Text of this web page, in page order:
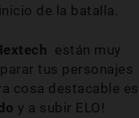
de la batalla.
están muy
tus personajes
cosa destacable es
y a subir ELO!